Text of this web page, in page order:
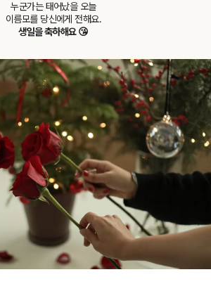
누군가는 태어났을 오늘
이름모를 당신에게 전해요.
생일을 축하해요 😘